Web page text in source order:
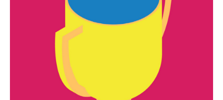
Premis Fem Mataró